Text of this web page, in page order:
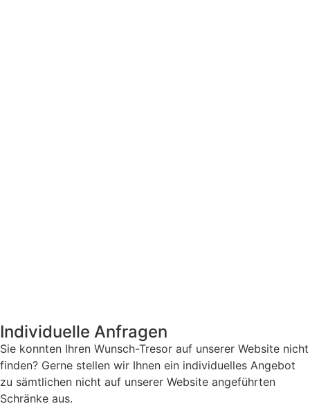
Individuelle Anfragen
Sie konnten Ihren Wunsch-Tresor auf unserer Website nicht
finden? Gerne stellen wir Ihnen ein individuelles Angebot
zu sämtlichen nicht auf unserer Website angeführten
Schränke aus.